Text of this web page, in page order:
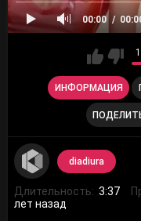
00:00
ИНФОРМАЦИЯ
diadiura
Длительность: 3:37
лет назад